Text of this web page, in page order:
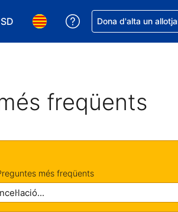
Tria la moneda. La moneda actual és
Tria l'idioma. L'idioma actual és
Rep ajuda amb la
Dona d'alta un
freqüents
més freqüents